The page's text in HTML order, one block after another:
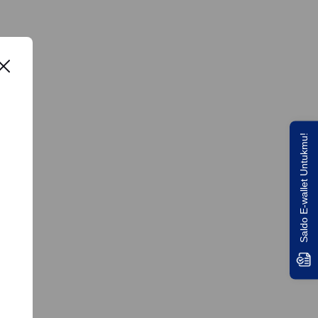
Saldo E-wallet Untukmu!